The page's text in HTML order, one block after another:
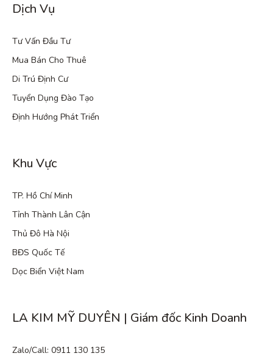
Dịch Vụ
Tư Vấn Đầu Tư
Mua Bán Cho Thuê
Di Trú Định Cư
Tuyển Dụng Đào Tạo
Định Hướng Phát Triển
Khu Vực
TP. Hồ Chí Minh
Tỉnh Thành Lân Cận
Thủ Đô Hà Nội
BĐS Quốc Tế
Dọc Biển Việt Nam
LA KIM MỸ DUYÊN | Giám đốc Kinh Doanh
Zalo/Call: 0911 130 135